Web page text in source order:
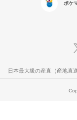
ポケ
日本最大級の産直（産地直